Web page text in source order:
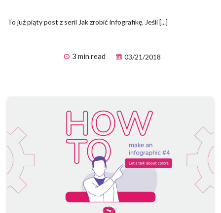
To już piąty post z serii Jak zrobić infografikę. Jeśli [...]
3 min read 03/21/2018